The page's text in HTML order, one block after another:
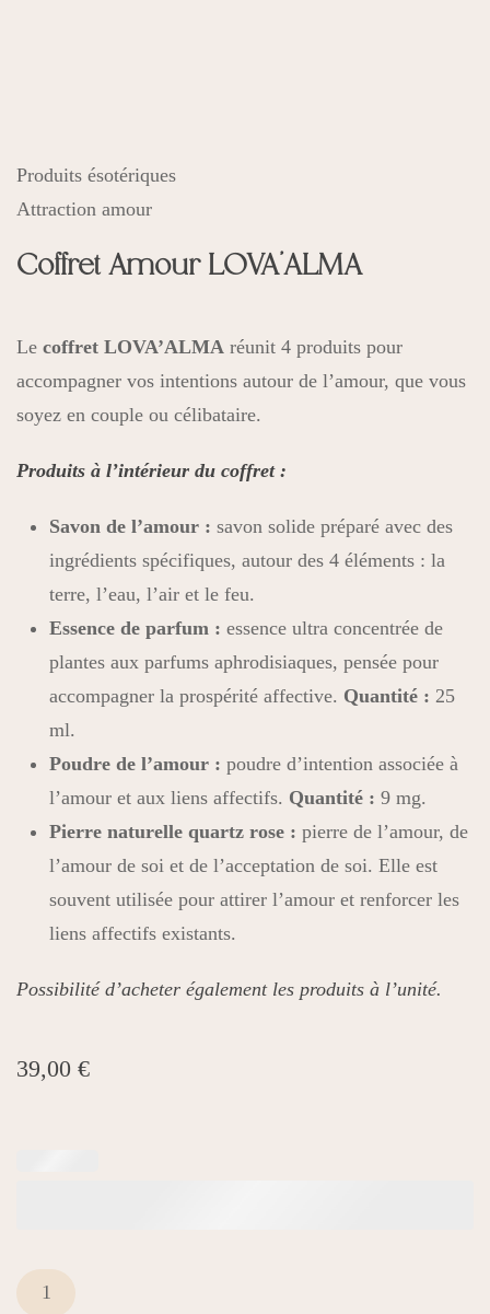
Produits ésotériques
Attraction amour
Coffret Amour LOVA’ALMA
Le coffret LOVA’ALMA réunit 4 produits pour
accompagner vos intentions autour de l’amour, que vous
soyez en couple ou célibataire.
Produits à l’intérieur du coffret :
Savon de l’amour : savon solide préparé avec des
ingrédients spécifiques, autour des 4 éléments : la
terre, l’eau, l’air et le feu.
Essence de parfum : essence ultra concentrée de
plantes aux parfums aphrodisiaques, pensée pour
accompagner la prospérité affective. Quantité : 25
ml.
Poudre de l’amour : poudre d’intention associée à
l’amour et aux liens affectifs. Quantité : 9 mg.
Pierre naturelle quartz rose : pierre de l’amour, de
l’amour de soi et de l’acceptation de soi. Elle est
souvent utilisée pour attirer l’amour et renforcer les
liens affectifs existants.
Possibilité d’acheter également les produits à l’unité.
39,00 €
quantité